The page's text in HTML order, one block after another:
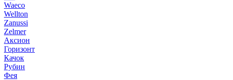
Waeco
Wellton
Zanussi
Zelmer
Аксион
Горизонт
Качок
Рубин
Фея